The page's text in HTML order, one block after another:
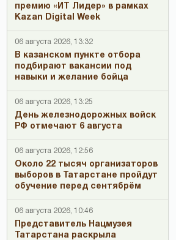
премию «ИТ Лидер» в рамках
Kazan Digital Week
06 августа 2026, 13:32
В казанском пункте отбора
подбирают вакансии под
навыки и желание бойца
06 августа 2026, 13:25
День железнодорожных войск
РФ отмечают 6 августа
06 августа 2026, 12:56
Около 22 тысяч организаторов
выборов в Татарстане пройдут
обучение перед сентябрём
06 августа 2026, 10:46
Представитель Нацмузея
Татарстана раскрыла